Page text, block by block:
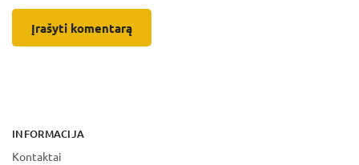
INFORMACIJA
Kontaktai